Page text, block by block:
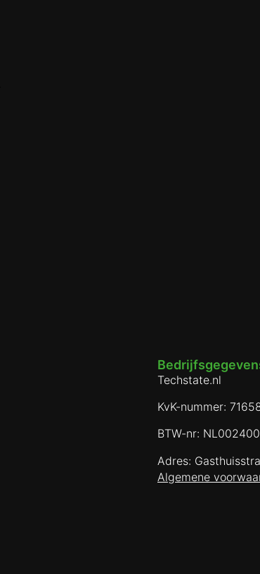
Techstate.nl
KvK-nummer:
BTW-nr:
Adres:
Algemene